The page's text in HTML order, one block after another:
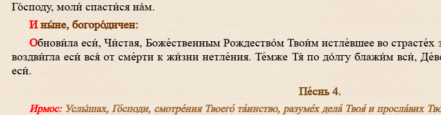
Го́споду, моли́ спасти́ся на́м.
И ны́не, богоро́дичен:
Обнови́ла еси́, Чи́стая, Боже́ственным Рождество́м Твои́м истле́вшее во страсте́х земноро́дных ме́ртвенное существо́, и
воздви́гла еси́ вся́ от сме́рти к жи́зни нетле́ния. Те́мже Тя́ по до́лгу блажи́м вси́,
еси́.
Пе́снь 4.
Ирмос:Услы́шах, Го́споди, смотре́ния Твоего́ та́инство, разуме́х дела́ Твоя́ и просла́вих